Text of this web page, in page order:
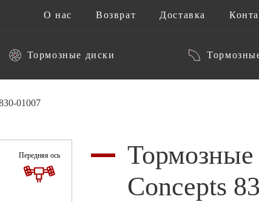
О нас Возврат Доставка
Тормозные диски
01007
Передняя ось
Тормозные
Concepts